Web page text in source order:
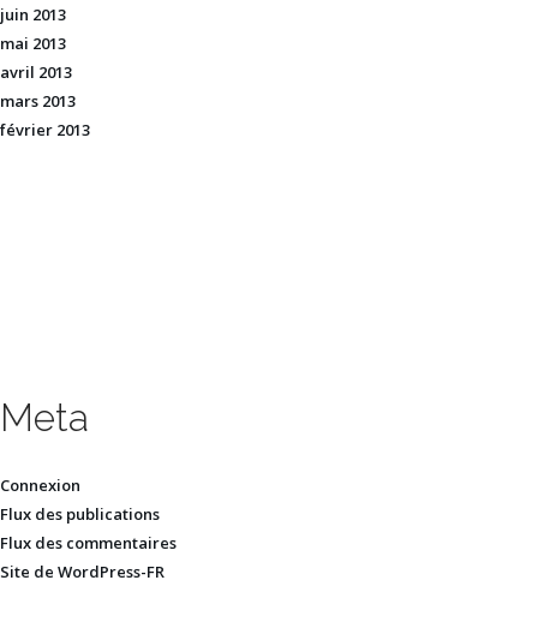
juin 2013
mai 2013
avril 2013
mars 2013
février 2013
Meta
Connexion
Flux des publications
Flux des commentaires
Site de WordPress-FR